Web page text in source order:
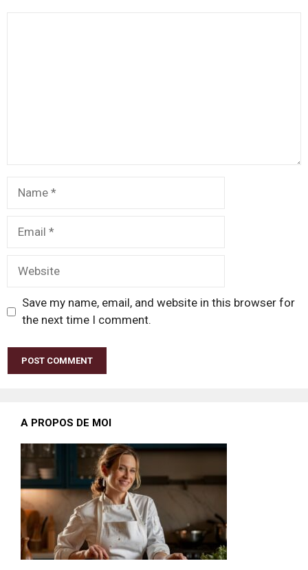
Save my name, email, and website in this browser for
the next time I comment.
A PROPOS DE MOI